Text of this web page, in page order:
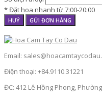
* Đặt hoa nhanh từ 7:00-20:00
HUỶ GỬI ĐƠN HÀNG
Email:
Điện thoại: +84.9110.31221
ĐC: 412 Lê Hồng Phong,